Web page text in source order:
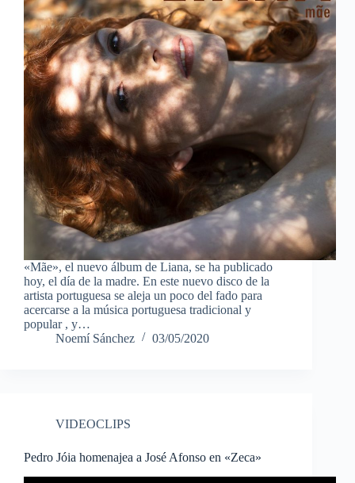
«Mãe», el nuevo álbum de Liana, se ha publicado
hoy, el día de la madre. En este nuevo disco de la
artista portuguesa se aleja un poco del fado para
acercarse a la música portuguesa tradicional y
popular , y…
Noemí Sánchez
03/05/2020
VIDEOCLIPS
Pedro Jóia homenajea a José Afonso en «Zeca»